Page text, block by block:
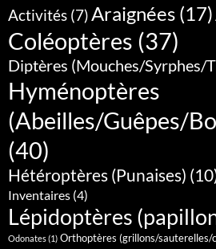
Activités (7) Araignées (17)
Coléoptères (37)
Diptères (Mouches/Syrphes/
Hyménoptères
(Abeilles/Guêpes/
(40)
Hétéroptères (Punaises)
Inventaires (4)
Lépidoptères
Odonates(1) Orthoptères (grillons/sauterelles/